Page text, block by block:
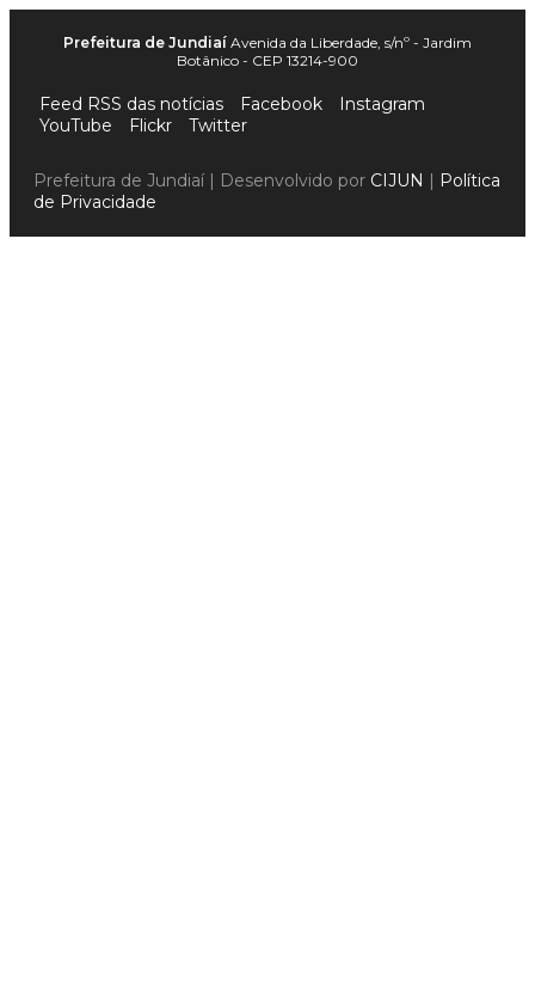
Prefeitura de Jundiaí Avenida da Liberdade, s/nº - Jardim
Botânico - CEP 13214-900
Feed RSS das notícias Facebook
Instagram
YouTube
Flickr Twitter
Prefeitura de Jundiaí | Desenvolvido por CIJUN | Política
de Privacidade